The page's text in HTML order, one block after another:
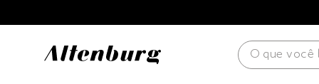
O que você